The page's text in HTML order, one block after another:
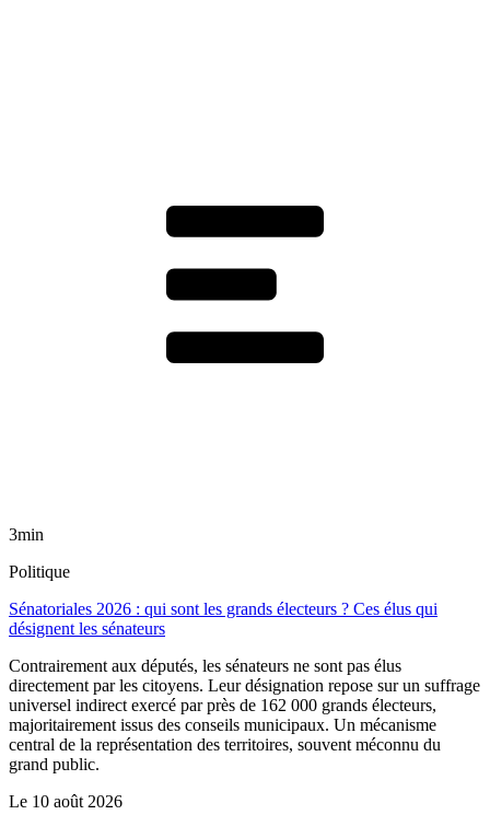
3min
Politique
Sénatoriales 2026 : qui sont les grands électeurs ? Ces élus qui
désignent les sénateurs
Contrairement aux députés, les sénateurs ne sont pas élus
directement par les citoyens. Leur désignation repose sur un suffrage
universel indirect exercé par près de 162 000 grands électeurs,
majoritairement issus des conseils municipaux. Un mécanisme
central de la représentation des territoires, souvent méconnu du
grand public.
Le 10 août 2026